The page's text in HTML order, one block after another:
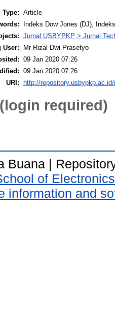
Type:
Article
Indeks Dow Jones (DJ),
Jurnal USBYPKP > Jurnal
User:
Mr Rizal Dwi Prasetyo
09 Jan 2020 07:26
09 Jan 2020 07:26
URI:
http://
required)
Buana |
of
information and